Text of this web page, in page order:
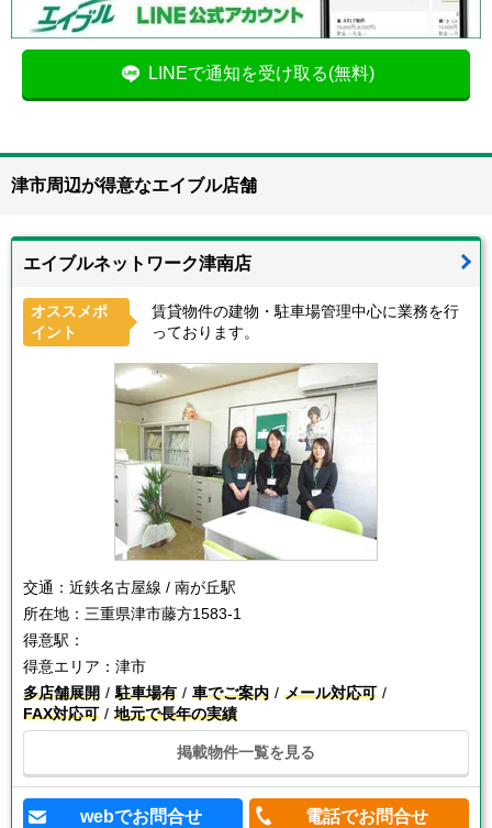
LINEで通知を受け取る(無料)
津市周辺が得意なエイブル店舗
エイブルネットワーク津南店
オススメポ
イント
賃貸物件の建物・駐車場管理中心に業務を行
っております。
交通： 近鉄名古屋線 / 南が丘駅
所在地： 三重県津市藤方1583-1
得意駅：
得意エリア： 津市
多店舗展開
駐車場有 車でご案内
メール対応可
FAX対応可
地元で長年の実績
掲載物件一覧を見る
webでお問合せ 電話でお問合せ